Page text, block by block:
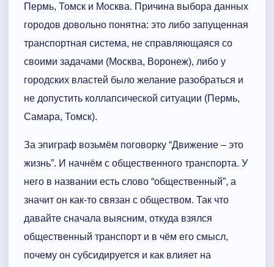
Пермь, Томск и Москва. Причина выбора данных
городов довольно понятна: это либо запущенная
транспортная система, не справляющаяся со
своими задачами (Москва, Воронеж), либо у
городских властей было желание разобраться и
не допустить коллапсической ситуации (Пермь,
Самара, Томск).
За эпиграф возьмём поговорку “Движение – это
жизнь”. И начнём с общественного транспорта. У
него в названии есть слово “общественный”, а
значит он как-то связан с обществом. Так что
давайте сначала выясним, откуда взялся
общественный транспорт и в чём его смысл,
почему он субсидируется и как влияет на